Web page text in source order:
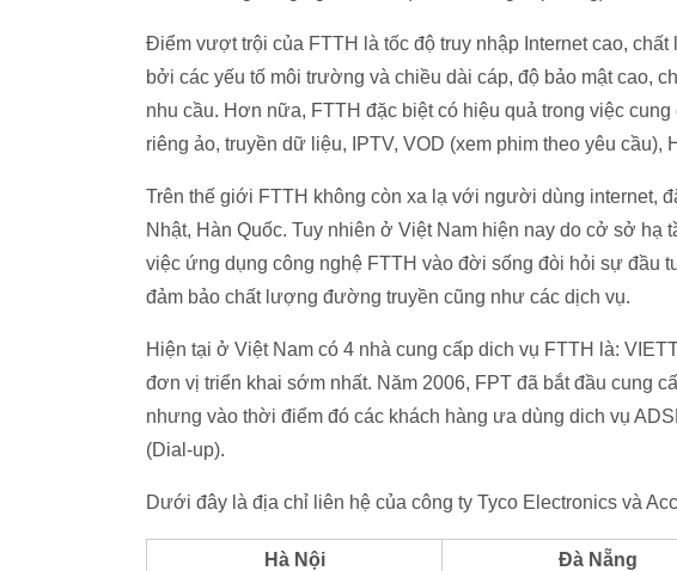
Điểm vượt trội của FTTH là tốc độ truy nhập Internet cao,
bởi các yếu tố môi trường và chiều dài cáp, độ bảo mật cao,
nhu cầu. Hơn nữa, FTTH đặc biệt có hiệu quả trong việc
riêng ảo, truyền dữ liệu, IPTV, VOD (xem phim theo yêu cầu),
Trên thế giới FTTH không còn xa lạ với người dùng internet,
Nhật, Hàn Quốc. Tuy nhiên ở Việt Nam hiện nay do cở sở hạ
việc ứng dụng công nghệ FTTH vào đời sống đòi hỏi sự đầu
đảm bảo chất lượng đường truyền cũng như các dịch vụ.
Hiện tại ở Việt Nam có 4 nhà cung cấp dich vụ FTTH là:
đơn vị triển khai sớm nhất. Năm 2006, FPT đã bắt đầu cung
nhưng vào thời điểm đó các khách hàng ưa dùng dich vụ
(Dial-up).
Dưới đây là địa chỉ liên hệ của công ty Tyco Electronics và
Hà Nội Đà Nẵng